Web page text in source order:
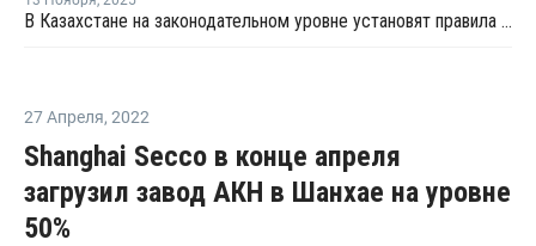
В Казахстане на законодательном уровне установят правила доступа к сырью для нефтегазохимии
27 Апреля, 2022
Shanghai Secco в конце апреля
загрузил завод АКН в Шанхае на уровне
50%